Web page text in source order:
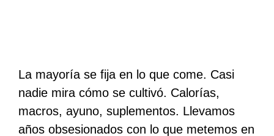
La mayoría se fija en lo que come. Casi
nadie mira cómo se cultivó. Calorías,
macros, ayuno, suplementos. Llevamos
años obsesionados con lo que metemos en